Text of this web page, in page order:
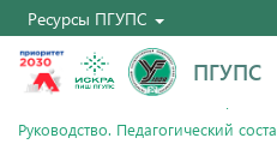
Ресурсы ПГУПС
ПГУПС
Главная
Сведения об
Руководство. Педагогический